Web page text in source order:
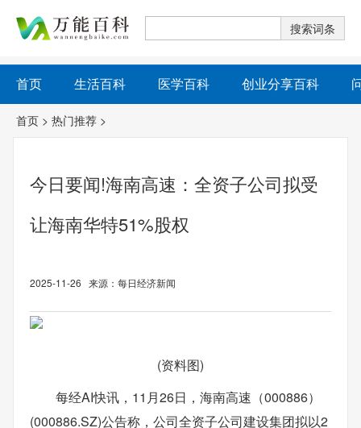
首页 生活百科 医学百科 创业分享百科
首页 > 热门推荐 >
今日要闻!海南高速：全资子公司拟受
让海南华特51%股权
2025-11-26 来源：每日经济新闻
(资料图)
每经AI快讯，11月26日，海南高速（000886）
(000886.SZ)公告称，公司全资子公司建设集团拟以2